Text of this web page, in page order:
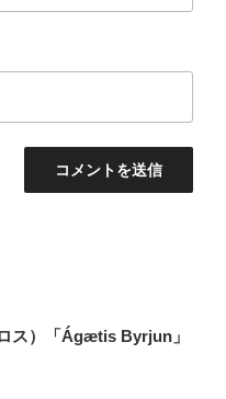
ス）「Ágætis Byrjun」